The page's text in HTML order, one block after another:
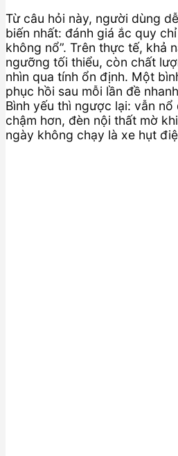
Từ câu hỏi này, người dùng
biến nhất: đánh giá ắc quy
không nổ”. Trên thực tế, khả
ngưỡng tối thiểu, còn chất
nhìn qua tính ổn định. Một
phục hồi sau mỗi lần đề
Bình yếu thì ngược lại: vẫn
chậm hơn, đèn nội thất mờ
ngày không chạy là xe hụt